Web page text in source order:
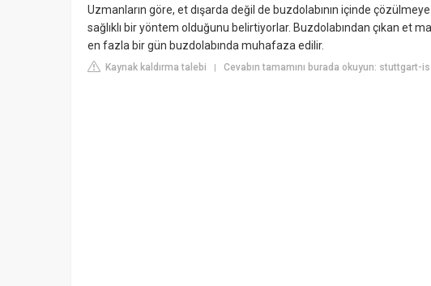
Uzmanların göre, et dışarda değil de buzdolabının içinde
sağlıklı bir yöntem olduğunu belirtiyorlar. Buzdolabından çıkan et
en fazla bir gün buzdolabında muhafaza edilir.
Kaynak kaldırma talebi | Cevabın tamamını burada okuyun: stuttgart-